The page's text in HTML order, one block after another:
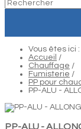
Vous êtes ici :
Accueil /
Chauffage /
Fumisterie /
PP pour
PP-ALU -
PP-ALU -